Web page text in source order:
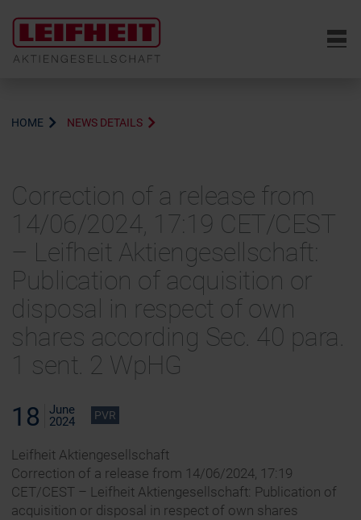
6
HOME NEWS DETAILS
Correction of a release from
14/06/2024, 17:19 CET/CEST
– Leifheit Aktiengesellschaft:
Publication of acquisition or
disposal in respect of own
shares according Sec. 40 para.
1 sent. 2 WpHG
18
June
2024
PVR
Leifheit Aktiengesellschaft
Correction of a release from 14/06/2024, 17:19
CET/CEST – Leifheit Aktiengesellschaft: Publication of
acquisition or disposal in respect of own shares